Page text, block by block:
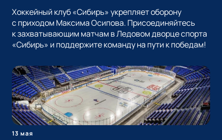
Хоккейный клуб «Сибирь» укрепляет оборону
с приходом Максима Осипова. Присоединяйтесь
к захватывающим матчам в Ледовом дворце спорта
«Сибирь» и поддержите команду на пути к победам!
13 мая